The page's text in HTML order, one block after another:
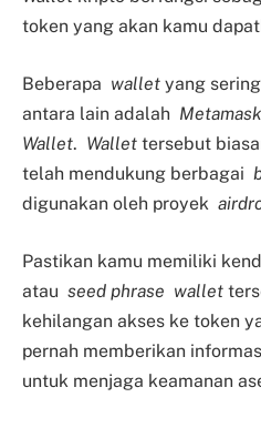
token yang akan kamu
Beberapa wallet yang
antara lain adalah Metamask
Wallet. Wallet tersebut
telah mendukung berbagai
digunakan oleh proyek
Pastikan kamu memiliki
atau seed phrase wallet
kehilangan akses ke token
pernah memberikan
untuk menjaga keamanan